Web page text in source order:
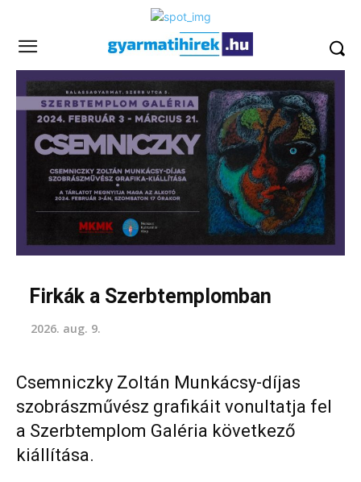
Firkák a Szerbtemplomban
2026. aug. 9.
Csemniczky Zoltán Munkácsy-díjas
szobrászművész grafikáit vonultatja fel
a Szerbtemplom Galéria következő
kiállítása.